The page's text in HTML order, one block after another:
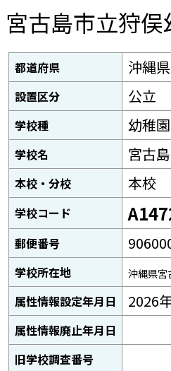
宮古島市立狩俣
都道府県 沖縄県
設置区分 公立
学校種 幼稚園
学校名 宮古
本校・分校 本校
学校コード
郵便番号
学校所在地 沖縄県宮
属性情報設定年月日 2026
属性情報廃止年月日
旧学校調査番号